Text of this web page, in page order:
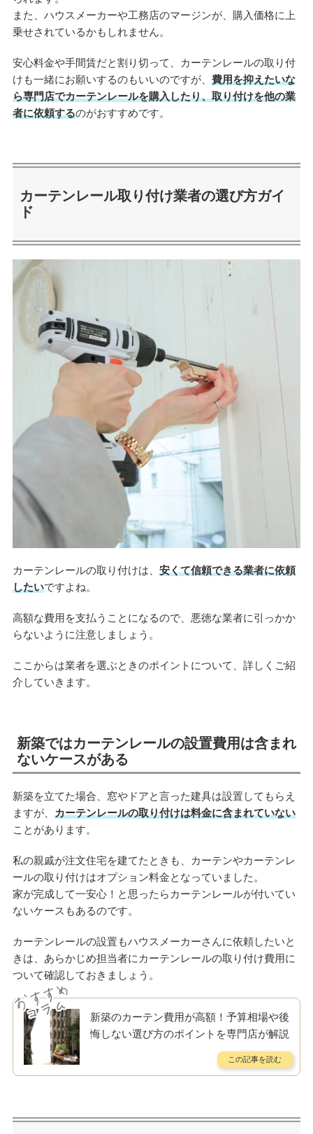
また、ハウスメーカーや工務店のマージンが、購入価格に上
乗せされているかもしれません。
安心料金や手間賃だと割り切って、カーテンレールの取り付
けも一緒にお願いするのもいいのですが、 費用を抑えたいな
ら専門店でカーテンレールを購入したり、取り付けを他の業
者に依頼するのがおすすめです。
カーテンレール取り付け業者の選び方ガイ
ド
カーテンレールの取り付けは、 安くて信頼できる業者に依頼
したいですよね。
高額な費用を支払うことになるので、悪徳な業者に引っかか
らないように注意しましょう。
ここからは業者を選ぶときのポイントについて、詳しくご紹
介していきます。
新築ではカーテンレールの設置費用は含まれ
ないケースがある
新築を立てた場合、窓やドアと言った建具は設置してもらえ
ますが、 カーテンレールの取り付けは料金に含まれていない
ことがあります。
私の親戚が注文住宅を建てたときも、カーテンやカーテンレ
ールの取り付けはオプション料金となっていました。
家が完成して一安心！と思ったらカーテンレールが付いてい
ないケースもあるのです。
カーテンレールの設置もハウスメーカーさんに依頼したいと
きは、あらかじめ担当者にカーテンレールの取り付け費用に
ついて確認しておきましょう。
新築のカーテン費用が高額！予算相場や後
悔しない選び方のポイントを専門店が解説